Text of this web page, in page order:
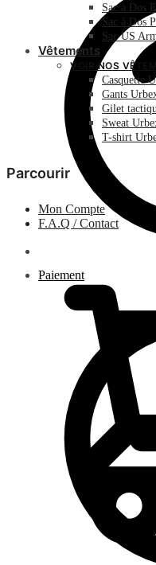
Paiement
Sac à Dos
Sac à Dos
Sac US
Vêtements
VOIR NOS
Casquette
Gants
Gilet
Sweat
T-shirt
Parcourir
Mon Compte
F.A.Q / Contact